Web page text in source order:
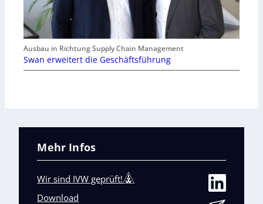
Ausbau in Richtung Supply Chain Management
Swan erweitert die Geschäftsführung
Mehr Infos
Wir sind IVW geprüft!
Download